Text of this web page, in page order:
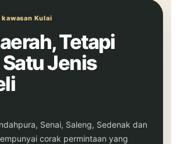
Kulai
Tetapi
Jenis
Senai, Saleng, Sedenak dan
corak permintaan yang